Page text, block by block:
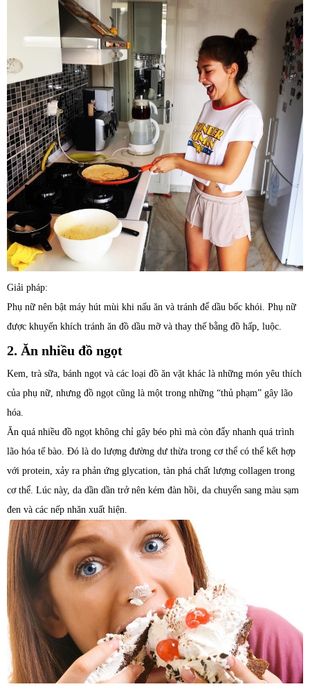
Giải pháp:
Phụ nữ nên bật máy hút mùi khi nấu ăn và tránh để dầu bốc khói. Phụ nữ
được khuyến khích tránh ăn đồ dầu mỡ và thay thế bằng đồ hấp, luộc.
2. Ăn nhiều đồ ngọt
Kem, trà sữa, bánh ngọt và các loại đồ ăn vặt khác là những món yêu thích
của phụ nữ, nhưng đồ ngọt cũng là một trong những “thủ phạm” gây lão
hóa.
Ăn quá nhiều đồ ngọt không chỉ gây béo phì mà còn đẩy nhanh quá trình
lão hóa tế bào. Đó là do lượng đường dư thừa trong cơ thể có thể kết hợp
với protein, xảy ra phản ứng glycation, tàn phá chất lượng collagen trong
cơ thể. Lúc này, da dần dần trở nên kém đàn hồi, da chuyển sang màu sạm
đen và các nếp nhăn xuất hiện.